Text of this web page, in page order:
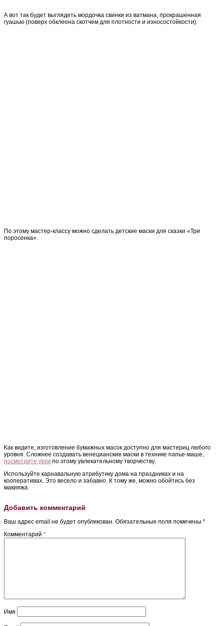
А вот так будет выглядеть мордочка свинки из ватмана, прокрашенная
гуашью (поверх обклеена скотчем для плотности и износостойкости).
По этому мастер-классу можно сделать детские маски для сказки «Три
поросенка».
Как видите, изготовление бумажных масок доступно для мастериц любого
уровня. Сложнее создавать венецианские маски в технике папье-маше,
посмотрите урок по этому увлекательному творчеству.
Используйте карнавальную атрибутику дома на праздниках и на
кооперативах. Это весело и забавно. К тому же, можно обойтись без
макияжа.
Добавить комментарий
Ваш адрес email не будет опубликован. Обязательные поля помечены *
Комментарий *
Имя